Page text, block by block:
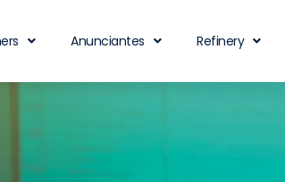
Anunciantes Refinery